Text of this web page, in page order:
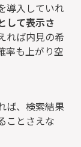
導入していれ
して表示さ
れば内見の希
率も上がり空
ば、検索結果
ことさえな